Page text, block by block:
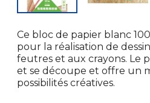
Ce bloc de papier blanc
pour la réalisation de
feutres et aux crayons. Le
et se découpe et offre un
possibilités créatives.